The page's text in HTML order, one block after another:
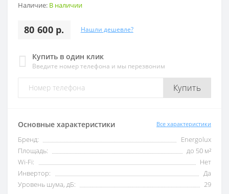
Наличие: В наличии
80 600 р. Нашли дешевле?
Купить в один клик
Введите номер телефона и мы перезвоним
Купить
Основные характеристики Все характеристики
Бренд:
Energolux
Площадь:
до 50 м²
Wi-Fi:
Нет
Инвертор:
Да
Уровень шума, дБ:
29